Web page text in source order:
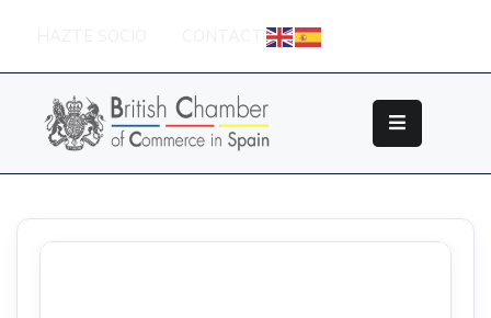
CONTACTO
Sobre
British
Chamber
Socios